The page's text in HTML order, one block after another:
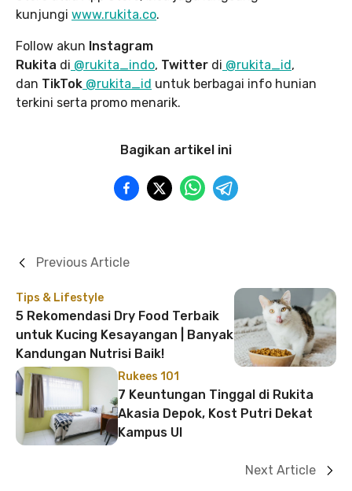
kunjungi www.rukita.co.
Follow akun Instagram
Rukita di @rukita_indo, Twitter di @rukita_id ,
dan TikTok @rukita_id untuk berbagai info hunian
terkini serta promo menarik.
Bagikan artikel ini
Tips & Lifestyle
5 Rekomendasi Dry Food Terbaik
untuk Kucing Kesayangan | Banyak
Kandungan Nutrisi Baik!
Previous Article
Rukees 101
7 Keuntungan Tinggal di Rukita
Akasia Depok, Kost Putri Dekat
Kampus UI
Next Article